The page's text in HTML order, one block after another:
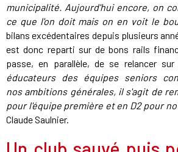
municipalité. Aujourd'hui encore, on
ce que l'on doit mais on en voit le
bilans excédentaires depuis plusieurs
est donc reparti sur de bons rails
passe, en parallèle, de se relancer
éducateurs des équipes seniors
nos ambitions générales, il s'agit de
pour l'équipe première et en D2 pour
Claude Saulnier.